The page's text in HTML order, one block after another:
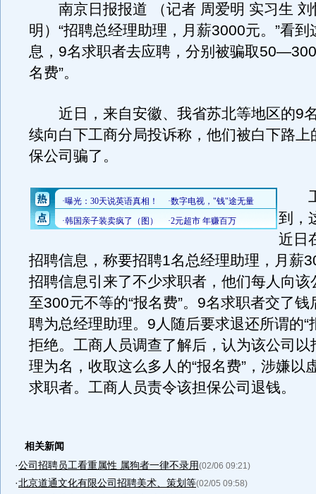
南京日报报道 （记者 周爱明 实习生 刘
明）“招聘总经理助理，月薪3000元。”看到
息，9名求职者去应聘，分别被骗取
名费”。
近日，来自安徽、我省苏北等地区的9
续向白下工商分局投诉称，他们被白下路上
保公司骗了。
工
到，
近日
招聘信息，称要招聘1名总经理助理，月薪
招聘信息引来了不少求职者，他们每人向该
至300元不等的“报名费”。9名求职者交了钱
聘为总经理助理。9人随后要求退还所谓的“
拒绝。工商人员调查了解后，认为该公司以
理为名，收取这么多人的“报名费”，涉嫌以
求职者。工商人员责令该担保公司退钱。
相关新闻
·公司招聘员工看重属性 属狗者一律不录用(02/06 09:21)
·北京道通文化有限公司招聘美术、策划等(02/05 09:58)